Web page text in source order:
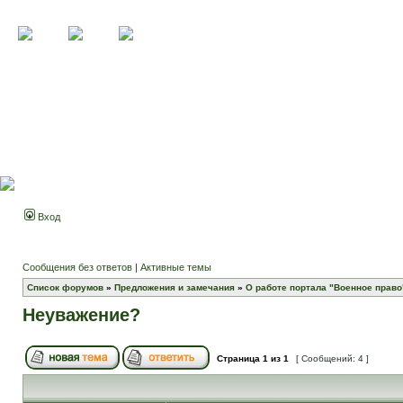
Вход
Сообщения без ответов | Активные темы
Список форумов » Предложения и замечания » О работе портала "Военное
Неуважение?
Страница 1 из 1 [ Сообщений: 4 ]